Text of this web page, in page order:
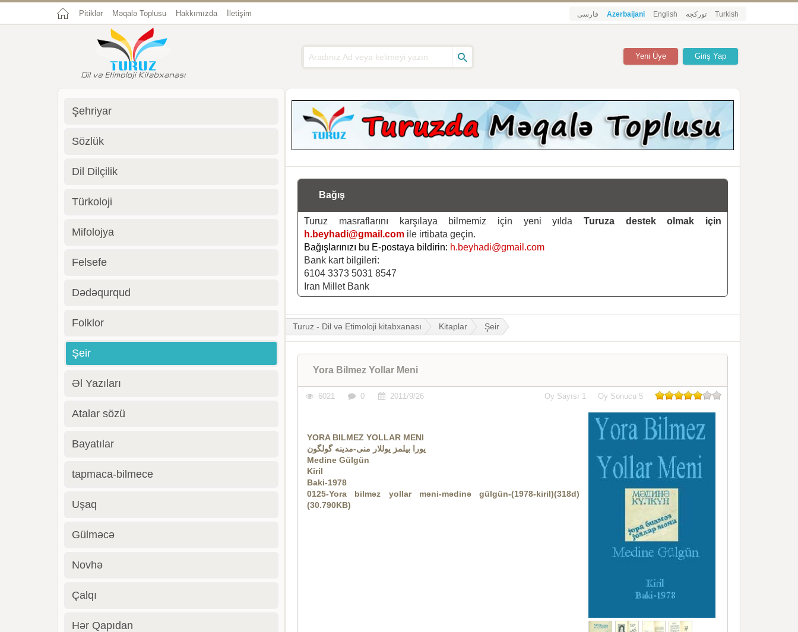
Pitiklər Məqalə Toplusu Hakkımızda İletişim فارسی Azerbaijani English تورکجه Turkish
Giriş Yap
Yeni Üye
Bağış
Turuz masraflarını karşılaya bilmemiz için yeni yıldaTuruza destek olmak için
h.beyhadi@gmail.com ile irtibata geçin.
Bağışlarınızı bu E-postaya bildirin: h.beyhadi@gmail.com
Bank kart bilgileri:
6104 3373 5031 8547
Iran Millet Bank
Turuz - Dil və Etimoloji kitabxanası Kitaplar Şeir
Yora Bilmez Yollar Meni
6021 0 2011/9/26 Oy Sayısı 1 Oy Sonucu 5
YORA BILMEZ YOLLAR MENI
یورا بیلمز یوللار منی-مدینه گولگون
Medine Gülgün
Kiril
Baki-1978
0125-Yora bilməz yollar məni-mədinə gülgün-(1978-kiril)(318d)
(30.790KB)
Şehriyar
Sözlük
Dil Dilçilik
Türkoloji
Mifolojya
Felsefe
Dədəqurqud
Folklor
Şeir
Əl Yazıları
Atalar sözü
Bayatılar
tapmaca-bilmece
Uşaq
Gülməcə
Novhə
Çalqı
Hər Qapıdan